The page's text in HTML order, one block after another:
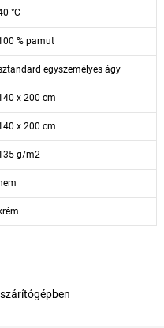
°C
% pamut
egyszemélyes ágy
x 200 cm
x 200 cm
g/m2
krém